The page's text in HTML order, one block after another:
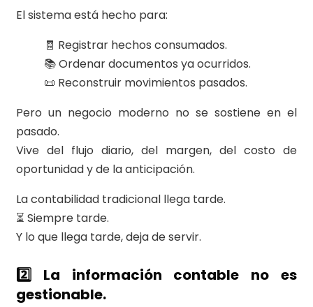
El sistema está hecho para:
🧾 Registrar hechos consumados.
📚 Ordenar documentos ya ocurridos.
📜 Reconstruir movimientos pasados.
Pero un negocio moderno no se sostiene en el
pasado.
Vive del flujo diario, del margen, del costo de
oportunidad y de la anticipación.
La contabilidad tradicional llega tarde.
⏳ Siempre tarde.
Y lo que llega tarde, deja de servir.
2️⃣ La información contable no es
gestionable.